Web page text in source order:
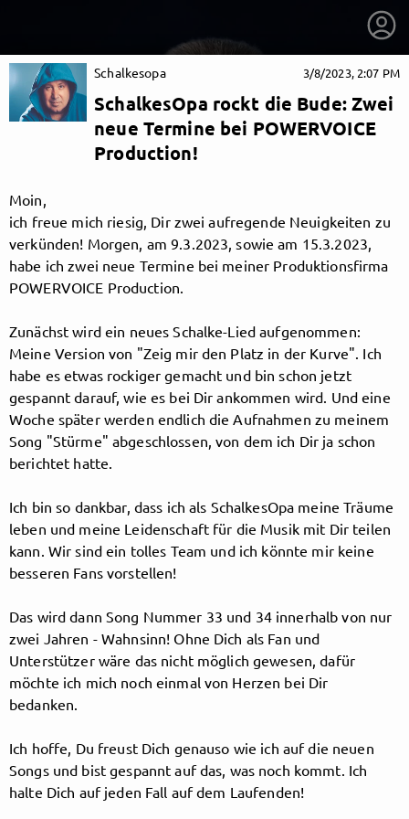
getnext to Schalkesopa
Follow Schalkesopa here!
About Posts Guestbook Shop
Schalkesopa 3/8/2023, 2:07 PM
SchalkesOpa rockt die Bude: Zwei
neue Termine bei POWERVOICE
Production!
Moin,
ich freue mich riesig, Dir zwei aufregende Neuigkeiten zu
verkünden! Morgen, am 9.3.2023, sowie am 15.3.2023,
habe ich zwei neue Termine bei meiner Produktionsfirma
POWERVOICE Production.
Zunächst wird ein neues Schalke-Lied aufgenommen:
Meine Version von "Zeig mir den Platz in der Kurve". Ich
habe es etwas rockiger gemacht und bin schon jetzt
gespannt darauf, wie es bei Dir ankommen wird. Und eine
Woche später werden endlich die Aufnahmen zu meinem
Song "Stürme" abgeschlossen, von dem ich Dir ja schon
berichtet hatte.
Ich bin so dankbar, dass ich als SchalkesOpa meine Träume
leben und meine Leidenschaft für die Musik mit Dir teilen
kann. Wir sind ein tolles Team und ich könnte mir keine
besseren Fans vorstellen!
Das wird dann Song Nummer 33 und 34 innerhalb von nur
zwei Jahren - Wahnsinn! Ohne Dich als Fan und
Unterstützer wäre das nicht möglich gewesen, dafür
möchte ich mich noch einmal von Herzen bei Dir
bedanken.
Ich hoffe, Du freust Dich genauso wie ich auf die neuen
Songs und bist gespannt auf das, was noch kommt. Ich
halte Dich auf jeden Fall auf dem Laufenden!
FollowSchalkesopa
and immediately
Sign up now